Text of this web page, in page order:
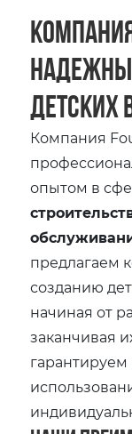
детских
Компания
опытом в
предлагаем
созданию
начиная от
заканчивая
гарантируем